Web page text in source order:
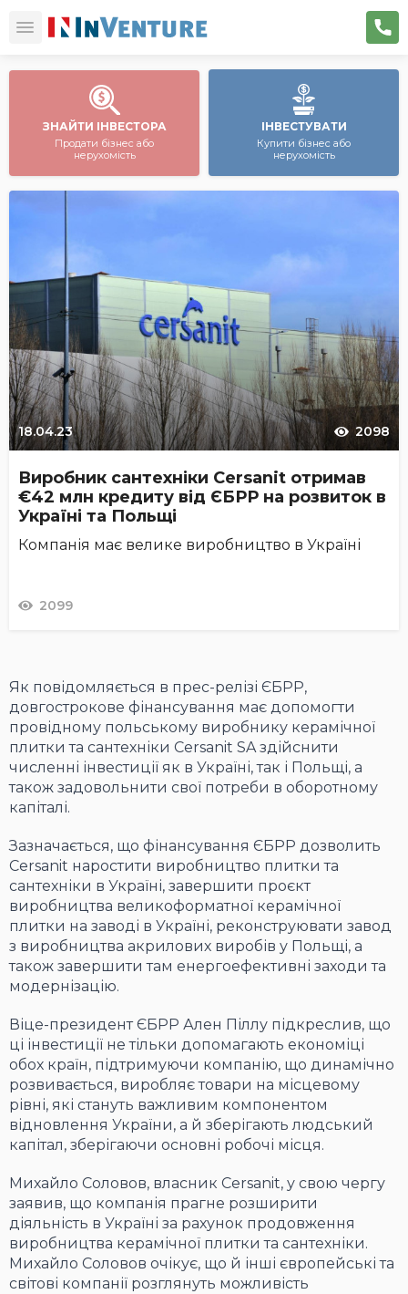
ЗНАЙТИ ІНВЕСТОРА
Продати бізнес або
нерухомість
ІНВЕСТУВАТИ
Купити бізнес або
нерухомість
18.04.23 2098
Виробник сантехніки Cersanit отримав
€42 млн кредиту від ЄБРР на розвиток в
Україні та Польщі
Компанія має велике виробництво в Україні
2099
Як повідомляється в прес-релізі ЄБРР,
довгострокове фінансування має допомогти
провідному польському виробнику керамічної
плитки та сантехніки Cersanit SA здійснити
численні інвестиції як в Україні, так і Польщі, а
також задовольнити свої потреби в оборотному
капіталі.
Зазначається, що фінансування ЄБРР дозволить
Cersanit наростити виробництво плитки та
сантехніки в Україні, завершити проєкт
виробництва великоформатної керамічної
плитки на заводі в Україні, реконструювати завод
з виробництва акрилових виробів у Польщі, а
також завершити там енергоефективні заходи та
модернізацію.
Віце-президент ЄБРР Ален Піллу підкреслив, що
ці інвестиції не тільки допомагають економіці
обох країн, підтримуючи компанію, що динамічно
розвивається, виробляє товари на місцевому
рівні, які стануть важливим компонентом
відновлення України, а й зберігають людський
капітал, зберігаючи основні робочі місця.
Михайло Соловов, власник Cersanit, у свою чергу
заявив, що компанія прагне розширити
діяльність в Україні за рахунок продовження
виробництва керамічної плитки та сантехніки.
Михайло Соловов очікує, що й інші європейські та
світові компанії розглянуть можливість